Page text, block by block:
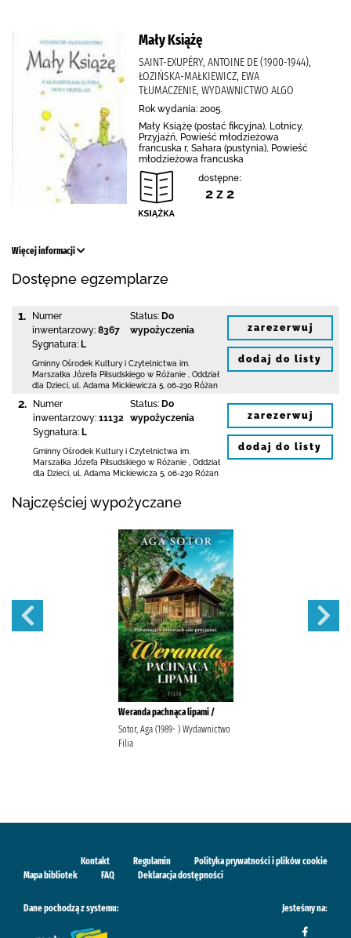
Mały Książę
SAINT-EXUPÉRY, ANTOINE DE (1900-1944),
ŁOZIŃSKA-MAŁKIEWICZ, EWA
TŁUMACZENIE, WYDAWNICTWO ALGO
Rok wydania: 2005.
Mały Książę (postać fikcyjna), Lotnicy,
Przyjaźń, Powieść młodzieżowa
francuska r, Sahara (pustynia), Powieść
młodzieżowa francuska
dostępne:
2 z 2
Więcej informacji
Dostępne egzemplarze
1.
Numer
inwentarzowy: 8367
Sygnatura: L
Status: Do
wypożyczenia
Gminny Ośrodek Kultury i Czytelnictwa im.
Marszałka Józefa Piłsudskiego w Różanie
Oddział
dla Dzieci, ul. Adama Mickiewicza 5 06-230 Różan
zarezerwuj
dodaj do listy
2.
Numer
inwentarzowy: 11132
Sygnatura: L
Status: Do
wypożyczenia
Gminny Ośrodek Kultury i Czytelnictwa im.
Marszałka Józefa Piłsudskiego w Różanie
Oddział
dla Dzieci, ul. Adama Mickiewicza 5 06-230 Różan
zarezerwuj
dodaj do listy
Najczęściej wypożyczane
Weranda pachnąca lipami /
Sotor, Aga (1989- ) Wydawnictwo
Filia
Kontakt Regulamin
Polityka prywatności i plików cookie
Mapa bibliotek
FAQ Deklaracja dostępności
Dane pochodzą z systemu: Jesteśmy na: